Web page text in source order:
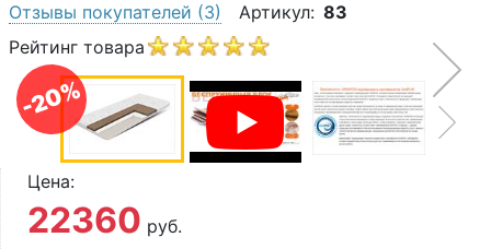
Open submenu (Шкафы)
Шкафы
О компании
Контакты
Доставка по городу
-20%
Отзывы покупателей (3) Артикул: 83
Рейтинг товара
Цена:
22360 руб.